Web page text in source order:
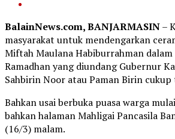
BalainNews.com, BANJARMASIN–
masyarakat untuk mendengarkan
Miftah Maulana Habiburrahman dalam
Ramadhan yang diundang Gubernur
Sahbirin Noor atau Paman Birin
Bahkan usai berbuka puasa warga
bahkan halaman Mahligai Pancasila
(16/3) malam.